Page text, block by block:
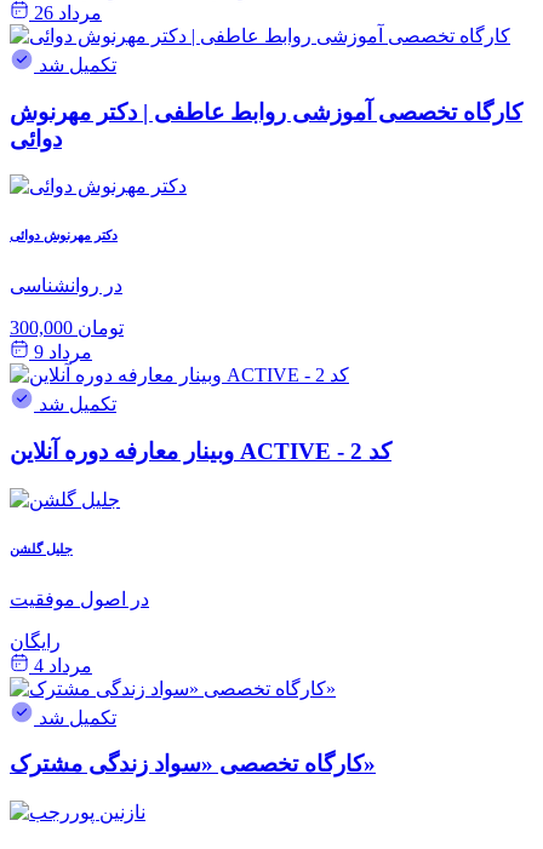
مرداد 26
تکمیل شد
کارگاه تخصصی آموزشی روابط عاطفی | دکتر مهرنوش
دوائی
دکتر مهرنوش دوائی
در روانشناسی
300,000 تومان
مرداد 9
تکمیل شد
وبینار معارفه دوره آنلاین ACTIVE - کد 2
جلیل گلشن
در اصول موفقیت
رایگان
مرداد 4
تکمیل شد
کارگاه تخصصی «سواد زندگی مشترک»